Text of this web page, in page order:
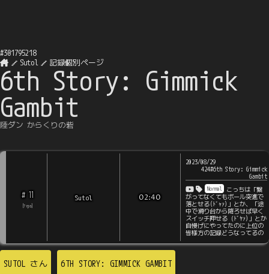
#301795218
Sutol
記録個別ページ
6th Story: Gimmick
Gambit
陸ダン からくりの砦
# 11
? rps]
Sutol 02:40
2023/08/29
424#6th Story: Gimmick
Gambit
Normal
こっちは「繋
がってなくてもボール突進で
落とせる(ﾄﾞｬｧ)」とか、「途
中で滑り台から降ろせば早く
スイッチ押せる（ﾄﾞﾔｧ)」とか
自慢げにやってたのに上位の
皆様方の記録どうなってるの
SUTOL さん 6TH STORY: GIMMICK GAMBIT